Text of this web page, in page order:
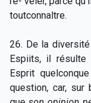
toutconnaltre.
26. De la
Espiits, il
Esprit
question, car, sur